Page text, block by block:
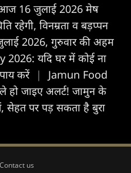
16 जुलाई 2026 मेष
रहेगी, विनम्रता व बड़प्पन
2026, गुरुवार की अहम
यदि घर में कोई ना
करें |
Jamun Food
हो जाइए अलर्ट! जामुन के
पर पड़ सकता है बुरा
Contact us